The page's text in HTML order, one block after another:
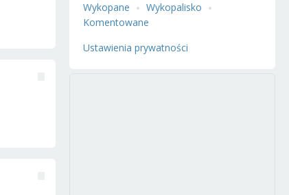
Wykopane
Wykopalisko
Komentowane
Ustawienia prywatności